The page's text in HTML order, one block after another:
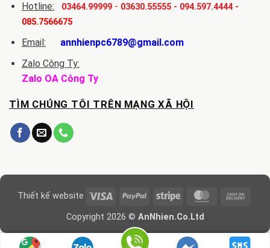
Hotline:
03464.99999- 03630.55555- 094.597.4444-
085.7566675
Email:
annhienpc6789@gmail.com
Zalo Công Ty:
Zalo OA Công Ty
TÌM CHÚNG TÔI TRÊN MẠNG XÃ HỘI
Thiết kế website Visa PayPal Stripe MasterCard
Copyright 2026 © AnNhien.Co.Ltd